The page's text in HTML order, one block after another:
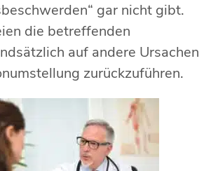
gar nicht gibt.
die betreffenden
auf andere Ursachen
zurückzuführen.